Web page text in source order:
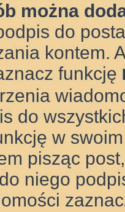
można
do
kontem.
funkcję
do
w
pisząc
niego